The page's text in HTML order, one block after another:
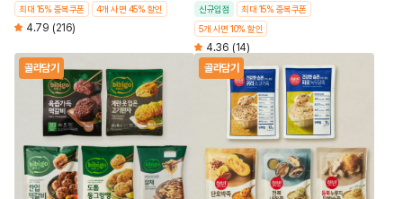
최대 15% 중복쿠폰 4개 사면 45% 할인
4.79 (216)
신규입점
최대 15% 중복쿠폰
5개 사면 10% 할인
4.36 (14)
골라담기
골라담기